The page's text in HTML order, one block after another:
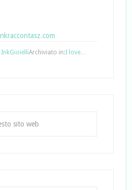
Archiviato in:I love…
InkGioielli